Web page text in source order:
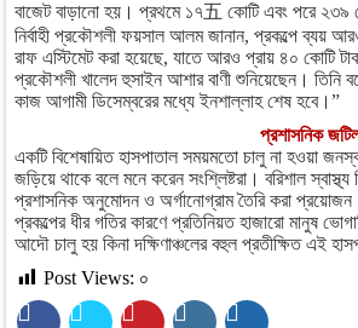
বাজেট বাড়ানো হয়। প্রথমে ১৭五 কোটি এবং পরে ২৩৯
নির্বাহী প্রকৌশলী ফয়সাল আলম জানান, প্রকল্পে ব্যয়
রাফ এস্টিমেট করা হয়েছে, যাতে আরও প্রায় ৪০ কোটি
প্রকৌশলী খালেদ হুসাইন আশার বাণী শুনিয়েছেন।
কাজ আগামী ডিসেম্বরের মধ্যে ইনশাল্লাহ শেষ হবে।”
প্রশাসনিক
একটি বিশেষায়িত হাসপাতাল সময়মতো চালু না হওয়া
জড়িয়ে থাকে বলে মনে করেন সংশ্লিষ্টরা। বরিশাল
প্রশাসনিক অনুমোদন ও অর্গানোগ্রাম তৈরি করা
প্রকল্পের ধীর গতির কারণে প্রতিনিয়ত হাজারো মানুষ
আদৌ চালু হয় কিনা দক্ষিণাঞ্চলের বহুল প্রতীক্ষিত এই
Post Views: ০